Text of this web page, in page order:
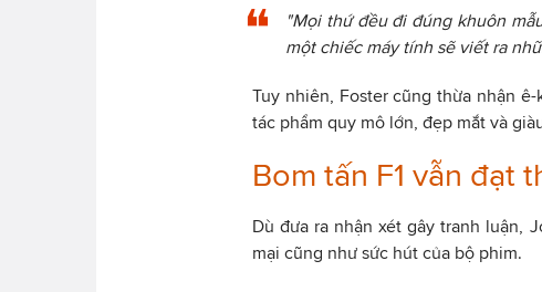
"Mọi thứ đều đi đúng khuôn
một chiếc máy tính sẽ viết ra
Tuy nhiên, Foster cũng thừa nhận
tác phẩm quy mô lớn, đẹp mắt và
Bom tấn F1 vẫn đạt
Dù đưa ra nhận xét gây tranh luận,
mại cũng như sức hút của bộ phim.